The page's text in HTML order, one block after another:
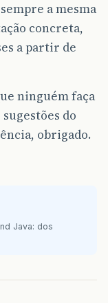
a mesma
concreta,
a partir de
ninguém faça
do
obrigado.
Java: dos